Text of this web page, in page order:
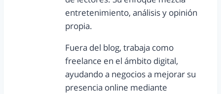
entretenimiento, análisis y opinión
propia.
Fuera del blog, trabaja como
freelance en el ámbito digital,
ayudando a negocios a mejorar su
presencia online mediante